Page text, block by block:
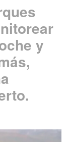
y